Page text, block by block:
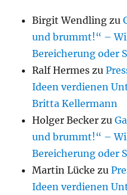
Birgit Wendling zu
und brummt!“ –
Bereicherung oder
Ralf Hermes zu
Ideen verdienen
Britta Kellermann
Holger Becker zu
und brummt!“ –
Bereicherung oder
Martin Lücke zu
Ideen verdienen